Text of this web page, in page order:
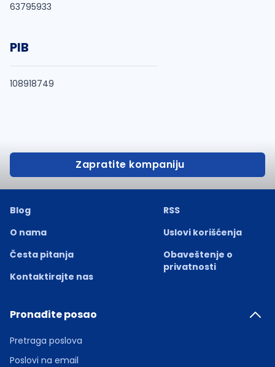
63795933
PIB
108918749
Zapratite kompaniju
Blog
O nama
Česta pitanja
Kontaktirajte nas
RSS
Uslovi korišćenja
Obaveštenje o
privatnosti
Pronađite posao
Pretraga poslova
Poslovi na email